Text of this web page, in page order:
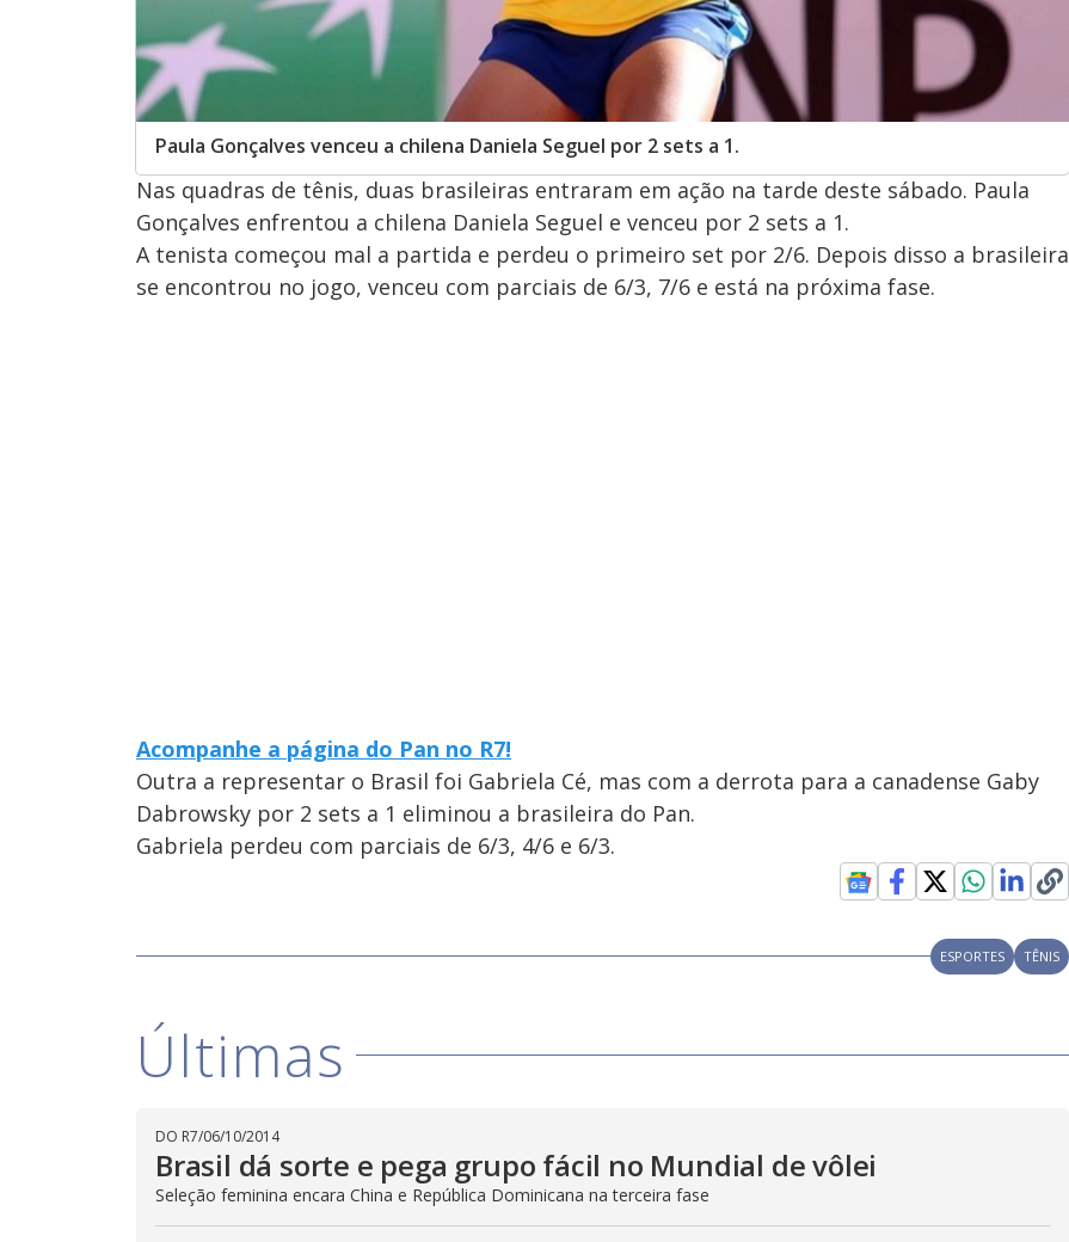
Paula Gonçalves venceu a chilena Daniela Seguel por 2 sets a 1.
Nas quadras de tênis, duas brasileiras entraram em ação na tarde deste sábado. Paula
Gonçalves enfrentou a chilena Daniela Seguel e venceu por 2 sets a 1.
A tenista começou mal a partida e perdeu o primeiro set por 2/6. Depois disso a brasileira
se encontrou no jogo, venceu com parciais de 6/3, 7/6 e está na próxima fase.
Acompanhe a página do Pan no R7!
Outra a representar o Brasil foi Gabriela Cé, mas com a derrota para a canadense Gaby
Dabrowsky por 2 sets a 1 eliminou a brasileira do Pan.
Gabriela perdeu com parciais de 6/3, 4/6 e 6/3.
ESPORTES TÊNIS
Últimas
DO R7/06/10/2014
Brasil dá sorte e pega grupo fácil no Mundial de vôlei
Seleção feminina encara China e República Dominicana na terceira fase